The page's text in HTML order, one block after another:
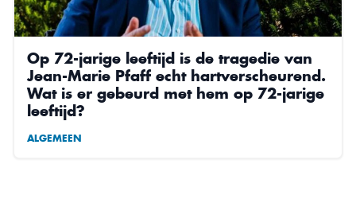
Op 72-jarige leeftijd is de tragedie van
Jean-Marie Pfaff echt hartverscheurend.
Wat is er gebeurd met hem op 72-jarige
leeftijd?
ALGEMEEN